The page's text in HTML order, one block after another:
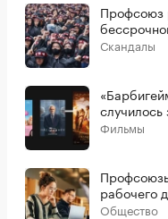
Профсоюз
Скандалы
Фильмы
рабочего
Общество